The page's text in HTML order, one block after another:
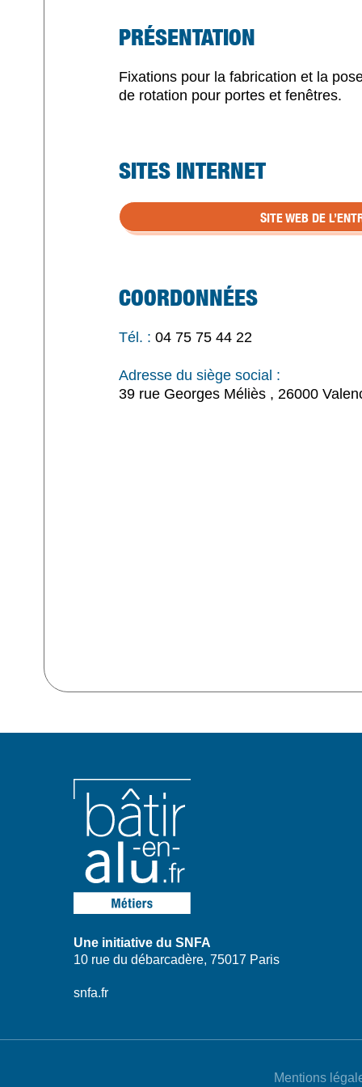
PRÉSENTATION
Fixations pour la fabrication et la
de rotation pour portes et fenêtres.
SITES INTERNET
SITE WEB DE
COORDONNÉES
Tél. : 04 75 75 44 22
Adresse du siège social :
39 rue Georges Méliès , 26000
Une initiative du SNFA
10 rue du débarcadère, 75017 Paris
snfa.fr
Mentions